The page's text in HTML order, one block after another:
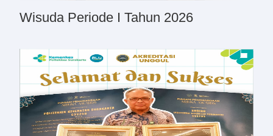
Wisuda Periode I Tahun 2026